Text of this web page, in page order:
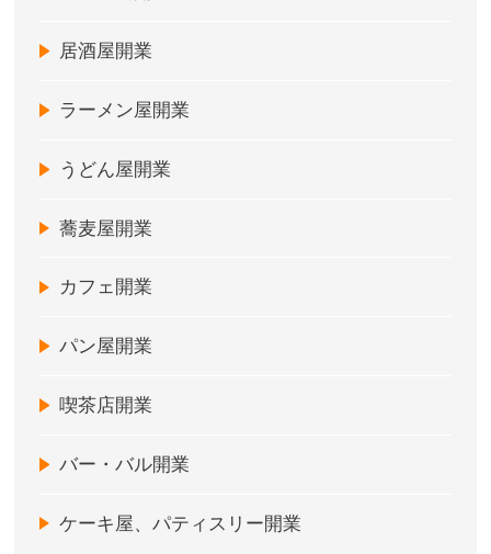
居酒屋開業
ラーメン屋開業
うどん屋開業
蕎麦屋開業
カフェ開業
パン屋開業
喫茶店開業
バー・バル開業
ケーキ屋、パティスリー開業